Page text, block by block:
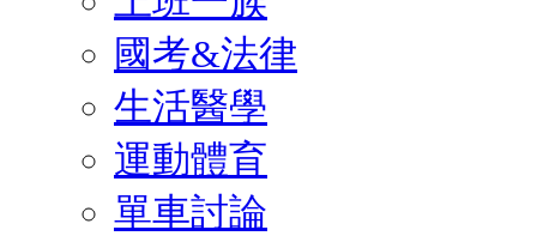
國考&法律
生活醫學
運動體育
單車討論